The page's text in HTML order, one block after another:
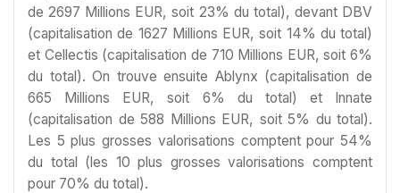
de 2697 Millions EUR, soit 23% du total), devant DBV
(capitalisation de 1627 Millions EUR, soit 14% du total)
et Cellectis (capitalisation de 710 Millions EUR, soit 6%
du total). On trouve ensuite Ablynx (capitalisation de
665 Millions EUR, soit 6% du total) et Innate
(capitalisation de 588 Millions EUR, soit 5% du total).
Les 5 plus grosses valorisations comptent pour 54%
du total (les 10 plus grosses valorisations comptent
pour 70% du total).